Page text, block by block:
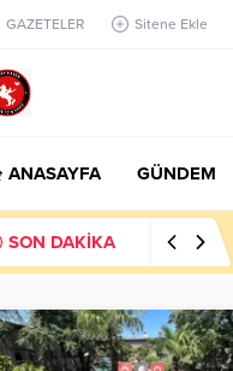
GAZETELER Sitene Ekle
ANASAYFA GÜNDEM
SON DAKİKA